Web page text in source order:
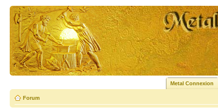
Metal Connexion
Forum